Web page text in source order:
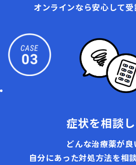
オンラインなら安心して受
症状を相談
どんな治療薬が良
自分にあった対処方法を相